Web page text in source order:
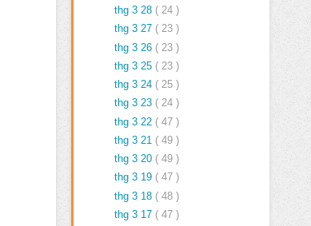
thg 3 28 ( 24 )
thg 3 27 ( 23 )
thg 3 26 ( 23 )
thg 3 25 ( 23 )
thg 3 24 ( 25 )
thg 3 23 ( 24 )
thg 3 22 ( 47 )
thg 3 21 ( 49 )
thg 3 20 ( 49 )
thg 3 19 ( 47 )
thg 3 18 ( 48 )
thg 3 17 ( 47 )